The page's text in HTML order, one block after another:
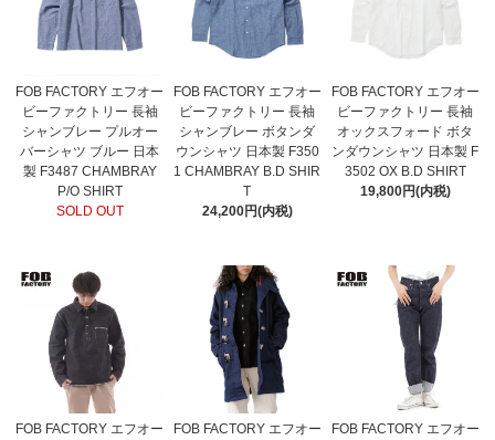
FOB FACTORY エフオー
ビーファクトリー 長袖
シャンブレー プルオー
バーシャツ ブルー 日本
製 F3487 CHAMBRAY
P/O SHIRT
SOLD OUT
FOB FACTORY エフオー
ビーファクトリー 長袖
シャンブレー ボタンダ
ウンシャツ 日本製 F350
1 CHAMBRAY B.D SHIR
T
24,200円(内税)
FOB FACTORY エフオー
ビーファクトリー 長袖
オックスフォード ボタ
ンダウンシャツ 日本製 F
3502 OX B.D SHIRT
19,800円(内税)
FOB FACTORY エフオー
FOB FACTORY エフオー
FOB FACTORY エフオー